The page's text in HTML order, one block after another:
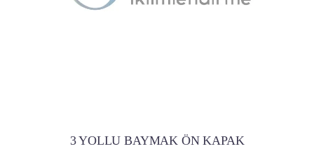
3 YOLLU BAYMAK ÖN KAPAK